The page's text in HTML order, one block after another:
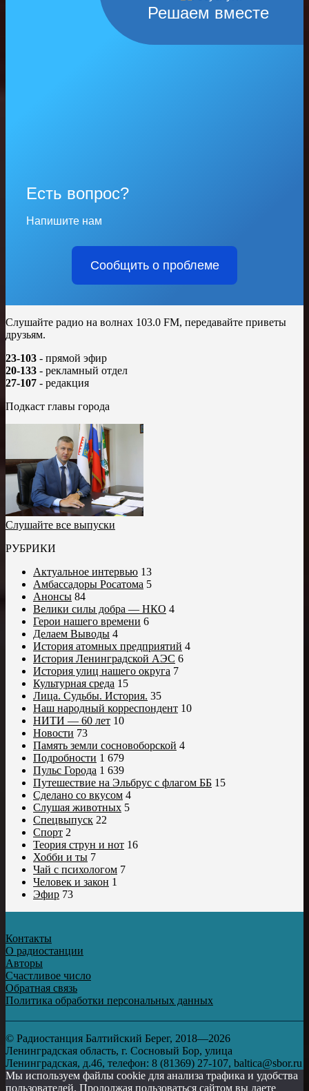
Решаем вместе
Есть вопрос?
Напишите нам
Сообщить о проблеме
Слушайте радио на волнах 103.0 FM, передавайте приветы
друзьям.
23-103 - прямой эфир
20-133 - рекламный отдел
27-107 - редакция
Подкаст главы города
Слушайте все выпуски
РУБРИКИ
Актуальное интервью 13
Амбассадоры Росатома 5
Анонсы 84
Велики силы добра — НКО 4
Герои нашего времени 6
Делаем Выводы 4
История атомных предприятий 4
История Ленинградской АЭС 6
История улиц нашего округа 7
Культурная среда 15
Лица. Судьбы. История. 35
Наш народный корреспондент 10
НИТИ — 60 лет 10
Новости 73
Память земли сосновоборской 4
Подробности 1 679
Пульс Города 1 639
Путешествие на Эльбрус с флагом ББ 15
Сделано со вкусом 4
Слушая животных 5
Спецвыпуск 22
Спорт 2
Теория струн и нот 16
Хобби и ты 7
Чай с психологом 7
Человек и закон 1
Эфир 73
Контакты
О радиостанции
Авторы
Счастливое число
Обратная связь
Политика обработки персональных данных
© Радиостанция Балтийский Берег, 2018—2026
Ленинградская область, г. Сосновый Бор, улица
Ленинградская, д.46, телефон: 8 (81369) 27-107, baltica@sbor.ru
Мы используем файлы cookie для анализа трафика и удобства
пользователей. Продолжая пользоваться сайтом вы даете